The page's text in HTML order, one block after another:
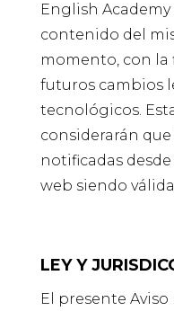
English Academy
contenido del
momento, con la
futuros cambios
tecnológicos.
considerarán
notificadas
web siendo
LEY Y
El presente